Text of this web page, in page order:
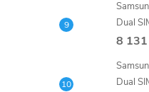
Dual
8
Dual